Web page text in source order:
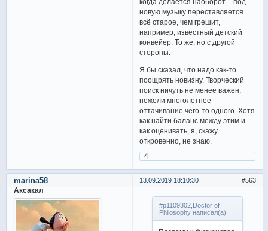
новую музыку переставляется
всё старое, чем грешит,
например, известный детский
конвейер. То же, но с другой
стороны.
Я бы сказал, что надо как-то
поощрять новизну. Творческий
поиск ничуть не менее важен,
нежели многолетнее
оттачивание чего-то одного. Хотя
как найти баланс между этим и
как оценивать, я, скажу
откровенно, не знаю.
+4
563
13.09.2019 18:10:30
marina58
Аксакал
#p1109302,Doctor of
Philosophy написал(а):